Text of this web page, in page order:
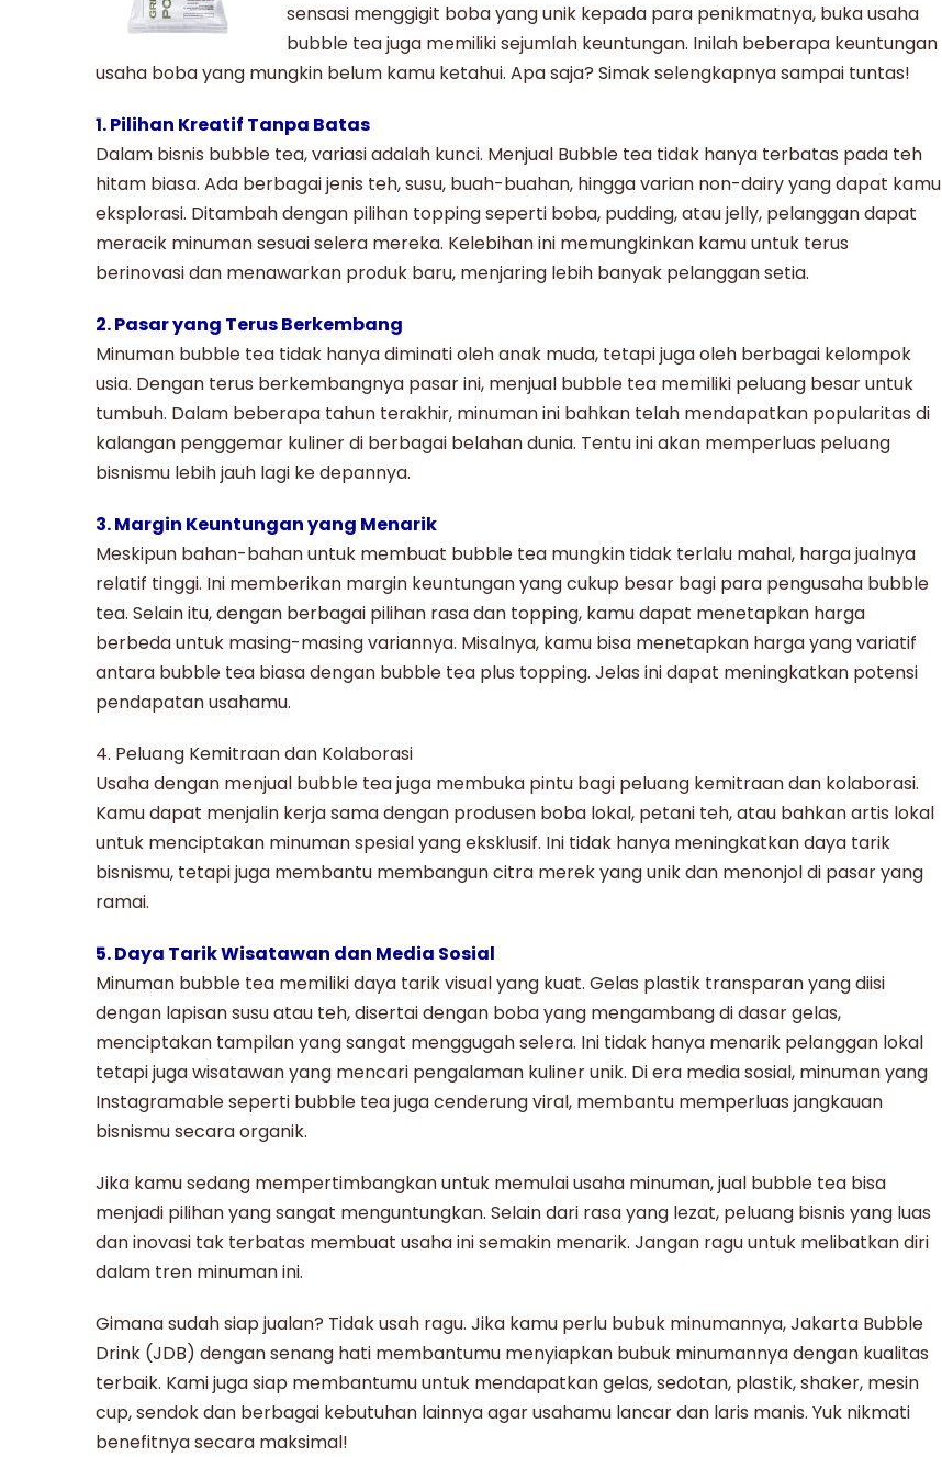
sensasi menggigit boba yang unik kepada para penikmatnya, buka usaha
bubble teajuga memiliki sejumlah keuntungan. Inilah beberapa keuntungan
usaha boba yang mungkin belum kamu ketahui. Apa saja? Simak selengkapnya sampai tuntas!
1. Pilihan Kreatif Tanpa Batas
Dalam bisnis bubble tea, variasi adalah kunci. Menjual Bubble tea tidak hanya terbatas pada teh
hitam biasa. Ada berbagai jenis teh, susu, buah-buahan, hingga varian non-dairy yang dapat kamu
eksplorasi. Ditambah dengan pilihan topping seperti boba, pudding, atau jelly, pelanggan dapat
meracik minuman sesuai selera mereka. Kelebihan ini memungkinkan kamu untuk terus
berinovasi dan menawarkan produk baru, menjaring lebih banyak pelanggan setia.
2. Pasar yang Terus Berkembang
Minuman bubble tea tidak hanya diminati oleh anak muda, tetapi juga oleh berbagai kelompok
usia. Dengan terus berkembangnya pasar ini, menjual bubble tea memiliki peluang besar untuk
tumbuh. Dalam beberapa tahun terakhir, minuman ini bahkan telah mendapatkan popularitas di
kalangan penggemar kuliner di berbagai belahan dunia. Tentu ini akan memperluas peluang
bisnismu lebih jauh lagi ke depannya.
3. Margin Keuntungan yang Menarik
Meskipun bahan-bahan untuk membuat bubble tea mungkin tidak terlalu mahal, harga jualnya
relatif tinggi. Ini memberikan margin keuntungan yang cukup besar bagi para pengusaha bubble
tea. Selain itu, dengan berbagai pilihan rasa dan topping, kamu dapat menetapkan harga
berbeda untuk masing-masing variannya. Misalnya, kamu bisa menetapkan harga yang variatif
antara bubble tea biasa dengan bubble tea plus topping. Jelas ini dapat meningkatkan potensi
pendapatan usahamu.
4. Peluang Kemitraan dan Kolaborasi
Usaha dengan menjual bubble teajuga membuka pintu bagi peluang kemitraan dan kolaborasi.
Kamu dapat menjalin kerja sama dengan produsen boba lokal, petani teh, atau bahkan artis lokal
untuk menciptakan minuman spesial yang eksklusif. Ini tidak hanya meningkatkan daya tarik
bisnismu, tetapi juga membantu membangun citra merek yang unik dan menonjol di pasar yang
ramai.
5. Daya Tarik Wisatawan dan Media Sosial
Minuman bubble tea memiliki daya tarik visual yang kuat. Gelas plastik transparan yang diisi
dengan lapisan susu atau teh, disertai dengan boba yang mengambang di dasar gelas,
menciptakan tampilan yang sangat menggugah selera. Ini tidak hanya menarik pelanggan lokal
tetapi juga wisatawan yang mencari pengalaman kuliner unik. Di era media sosial, minuman yang
Instagramable seperti bubble teajuga cenderung viral, membantu memperluas jangkauan
bisnismu secara organik.
Jika kamu sedang mempertimbangkan untuk memulai usaha minuman,jual bubble tea bisa
menjadi pilihan yang sangat menguntungkan. Selain dari rasa yang lezat, peluang bisnis yang luas
dan inovasi tak terbatas membuat usaha ini semakin menarik. Jangan ragu untuk melibatkan diri
dalam tren minuman ini.
Gimana sudah siap jualan? Tidak usah ragu. Jika kamu perlu bubuk minumannya, Jakarta Bubble
Drink (JDB) dengan senang hati membantumu menyiapkan bubuk minumannya dengan kualitas
terbaik. Kami juga siap membantumu untuk mendapatkan gelas, sedotan, plastik, shaker, mesin
cup, sendok dan berbagai kebutuhan lainnya agar usahamu lancar dan laris manis. Yuk nikmati
benefitnya secara maksimal!